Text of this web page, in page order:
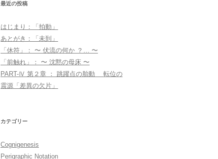
最近の投稿
はじまり：「拍動」
あとがき：「未到」
「休符」： 〜 伏流の何か ？… 〜
「前触れ」： 〜 沈黙の母床 〜
PART-Ⅳ 第２章 ： 跳躍点の胎動 転位の
震源「差異の欠片」
カテゴリー
Cognigenesis
Perigraphic Notation